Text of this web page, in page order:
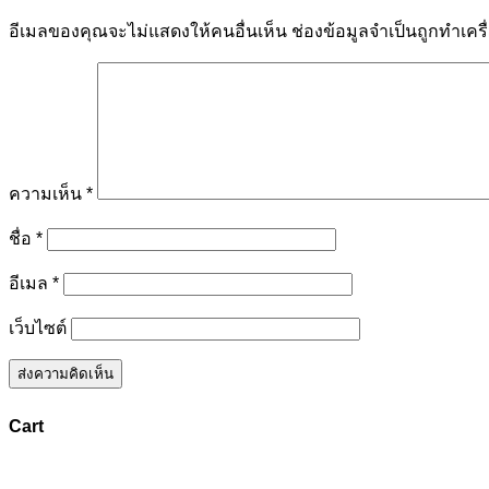
อีเมลของคุณจะไม่แสดงให้คนอื่นเห็น ช่องข้อมูลจำเป็นถูกทำเค
ความเห็น *
ชื่อ *
อีเมล *
เว็บไซต์
Cart